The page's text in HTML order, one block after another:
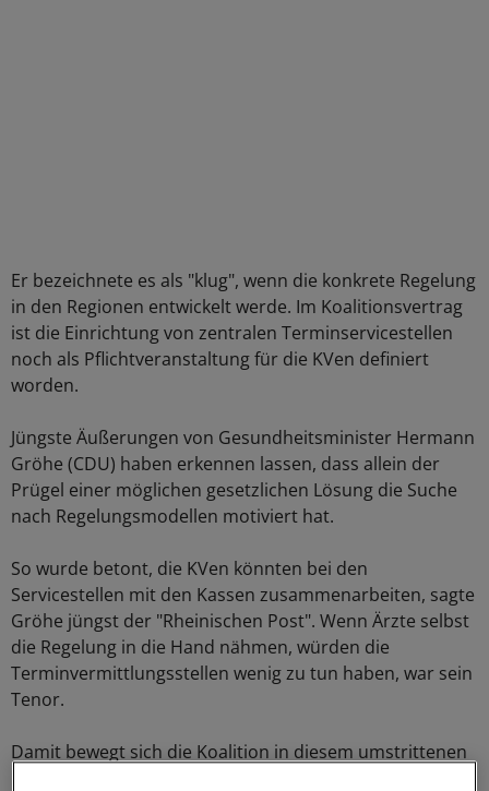
Er bezeichnete es als "klug", wenn die konkrete Regelung
in den Regionen entwickelt werde. Im Koalitionsvertrag
ist die Einrichtung von zentralen Terminservicestellen
noch als Pflichtveranstaltung für die KVen definiert
worden.
Jüngste Äußerungen von Gesundheitsminister Hermann
Gröhe (CDU) haben erkennen lassen, dass allein der
Prügel einer möglichen gesetzlichen Lösung die Suche
nach Regelungsmodellen motiviert hat.
So wurde betont, die KVen könnten bei den
Servicestellen mit den Kassen zusammenarbeiten, sagte
Gröhe jüngst der "Rheinischen Post". Wenn Ärzte selbst
die Regelung in die Hand nähmen, würden die
Terminvermittlungsstellen wenig zu tun haben, war sein
Tenor.
Damit bewegt sich die Koalition in diesem umstrittenen